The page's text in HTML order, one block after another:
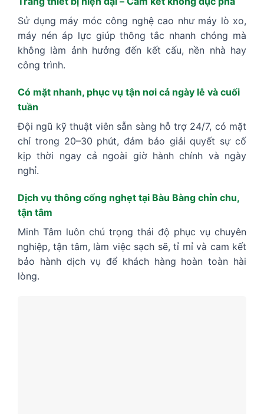
Sử dụng máy móc công nghệ cao như máy lò xo,
máy nén áp lực giúp thông tắc nhanh chóng mà
không làm ảnh hưởng đến kết cấu, nền nhà hay
công trình.
Có mặt nhanh, phục vụ tận nơi cả ngày lễ và cuối
tuần
Đội ngũ kỹ thuật viên sẵn sàng hỗ trợ 24/7, có mặt
chỉ trong 20–30 phút, đảm bảo giải quyết sự cố
kịp thời ngay cả ngoài giờ hành chính và ngày
nghỉ.
Dịch vụ thông cống nghẹt tại Bàu Bàng chỉn chu,
tận tâm
Minh Tâm luôn chú trọng thái độ phục vụ chuyên
nghiệp, tận tâm, làm việc sạch sẽ, tỉ mỉ và cam kết
bảo hành dịch vụ để khách hàng hoàn toàn hài
lòng.